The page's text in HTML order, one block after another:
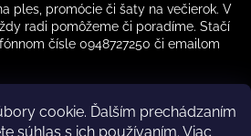
cookie. Ďalším prechádzaním
súhlas s ich používaním. Viac
ples, promócie či šaty na večierok. V
radi pomôžeme či poradíme. Stačí
čísle 0948727250 či emailom